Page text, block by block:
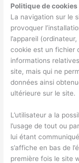
Politique de cookies
La navigation sur le
provoquer
l’appareil
cookie est un fichier
informations
site, mais qui ne
données ainsi
ultérieure sur le site.
L’utilisateur a la
l’usage de tout ou
lui étant
s’affiche en bas de
première fois le site